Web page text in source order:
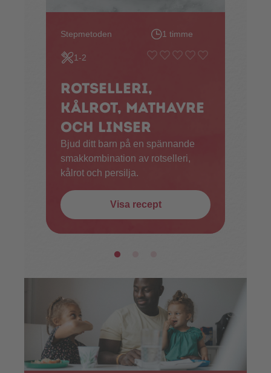
Stepmetoden 1 timme
1-2
Rotselleri,
kålrot, mathavre
och linser
Bjud ditt barn på en spännande
smakkombination av rotselleri,
kålrot och persilja.
Visa recept